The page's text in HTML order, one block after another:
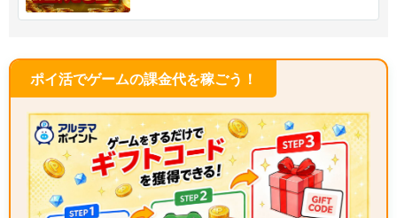
ポイ活でゲームの課金代を稼ごう！